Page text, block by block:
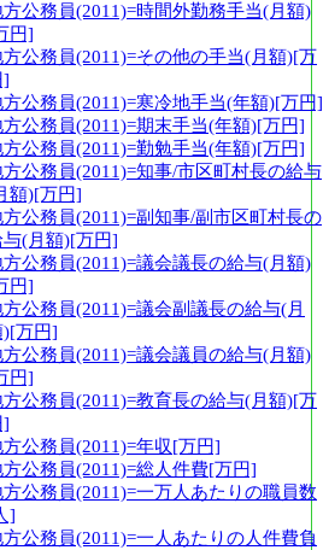
方公務員(2011)=時間外勤務手当(月額)
円]
方公務員(2011)=その他の手当(月額)[万
]
方公務員(2011)=寒冷地手当(年額)[万円]
方公務員(2011)=期末手当(年額)[万円]
方公務員(2011)=勤勉手当(年額)[万円]
方公務員(2011)=知事/市区町村長の給与
額)[万円]
方公務員(2011)=副知事/副市区町村長の
与(月額)[万円]
方公務員(2011)=議会議長の給与(月額)
円]
方公務員(2011)=議会副議長の給与(月
)[万円]
方公務員(2011)=議会議員の給与(月額)
円]
方公務員(2011)=教育長の給与(月額)[万
]
方公務員(2011)=年収[万円]
方公務員(2011)=総人件費[万円]
方公務員(2011)=一万人あたりの職員数
]
方公務員(2011)=一人あたりの人件費負